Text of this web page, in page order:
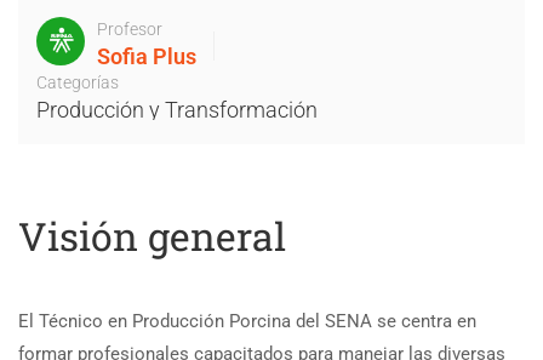
Profesor
Sofia Plus
Categorías
Producción y Transformación
Visión general
El Técnico en Producción Porcina del SENA se centra en
formar profesionales capacitados para manejar las diversas